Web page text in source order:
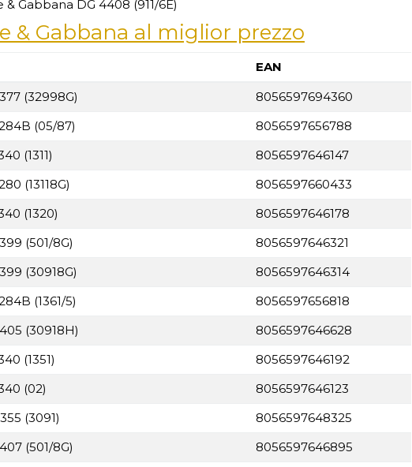
& Gabbana DG 4408 (911/6E)
& Gabbana al miglior prezzo
EAN
(32998G)
8056597694360
(05/87)
8056597656788
(1311)
8056597646147
(13118G)
8056597660433
(1320)
8056597646178
(501/8G)
8056597646321
(30918G)
8056597646314
(1361/5)
8056597656818
(30918H)
8056597646628
(1351)
8056597646192
(02)
8056597646123
(3091)
8056597648325
(501/8G)
8056597646895